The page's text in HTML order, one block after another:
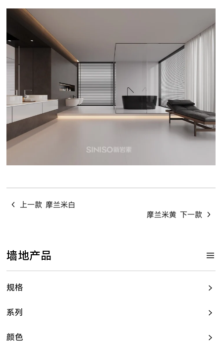
上一款 摩兰米白
摩兰米黄 下一款
墙地产品
规格
系列
颜色